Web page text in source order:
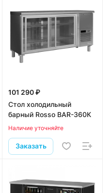
101 290 ₽
Стол холодильный
барный Rosso BAR-360К
Наличие уточняйте
Заказать